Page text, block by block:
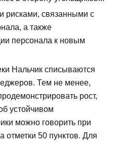
рисками, связанными с
а также
персонала к новым
Нальчик списываются
Тем не менее,
рост,
устойчивом
можно говорить при
отметки 50 пунктов. Для